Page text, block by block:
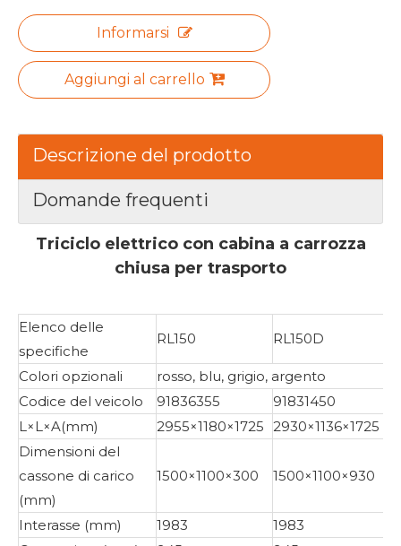
Informarsi
Aggiungi al carrello
Descrizione del prodotto
Domande frequenti
Triciclo elettrico con cabina a carrozza
chiusa per trasporto
Elenco delle
specifiche
RL150 RL150D
Colori opzionali
rosso, blu, grigio, argento
Codice del veicolo
91836355
91831450
L×L×A(mm)
2955×1180×1725 2930×1136×1725
Dimensioni del
cassone di carico
(mm)
1500×1100×300 1500×1100×930
Interasse (mm) 1983
1983